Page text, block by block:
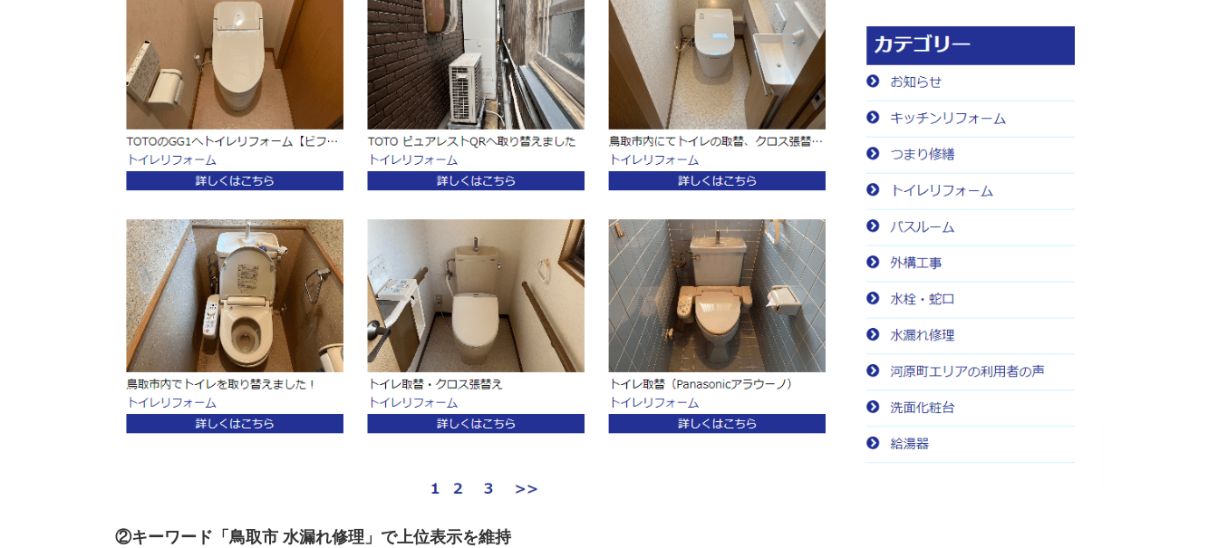
②キーワード「鳥取市 水漏れ修理」で上位表示を維持